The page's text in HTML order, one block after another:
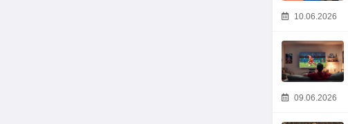
10.06.2026
09.06.2026